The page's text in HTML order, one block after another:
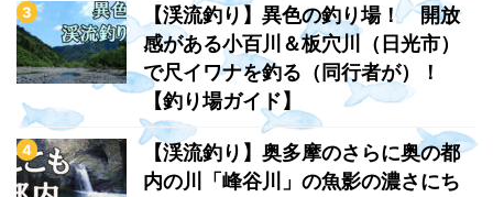
【渓流釣り】異色の釣り場！ 開放
感がある小百川＆板穴川（日光市）
で尺イワナを釣る（同行者が）！
【釣り場ガイド】
【渓流釣り】奥多摩のさらに奥の都
内の川「峰谷川」の魚影の濃さにち